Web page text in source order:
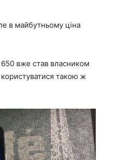
в майбутньому ціна
вже став власником
користуватися такою ж